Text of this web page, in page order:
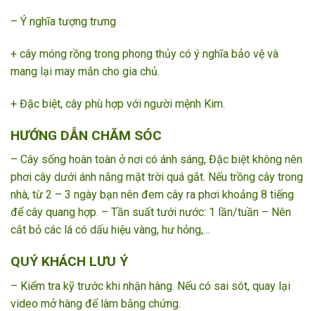
– Ý nghĩa tượng trưng
+ cây móng rồng trong phong thủy có ý nghĩa bảo vệ và
mang lại may mắn cho gia chủ.
+ Đặc biệt, cây phù hợp với người mệnh Kim.
HƯỚNG DẪN CHĂM SÓC
– Cây sống hoàn toàn ở nơi có ánh sáng, Đặc biệt không nên
phơi cây dưới ánh nắng mặt trời quá gắt. Nếu trồng cây trong
nhà, từ 2 – 3 ngày bạn nên đem cây ra phơi khoảng 8 tiếng
để cây quang hợp. – Tần suất tưới nước: 1 lần/tuần – Nên
cắt bỏ các lá có dấu hiệu vàng, hư hỏng,…
QUÝ KHÁCH LƯU Ý
– Kiểm tra kỹ trước khi nhận hàng. Nếu có sai sót, quay lại
video mở hàng để làm bằng chứng.